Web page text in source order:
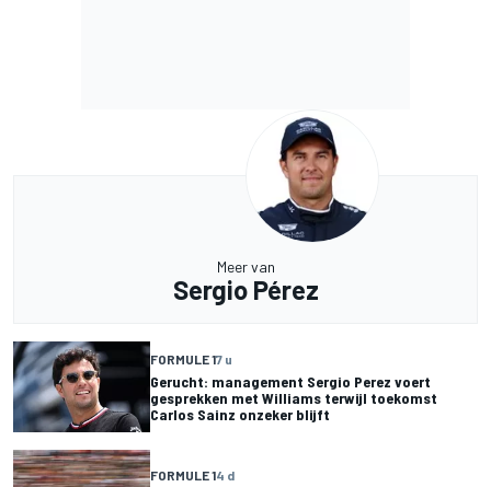
Meer van
Sergio Pérez
FORMULE 17 u
Gerucht: management Sergio Perez voert
gesprekken met Williams terwijl toekomst
Carlos Sainz onzeker blijft
FORMULE 14 d